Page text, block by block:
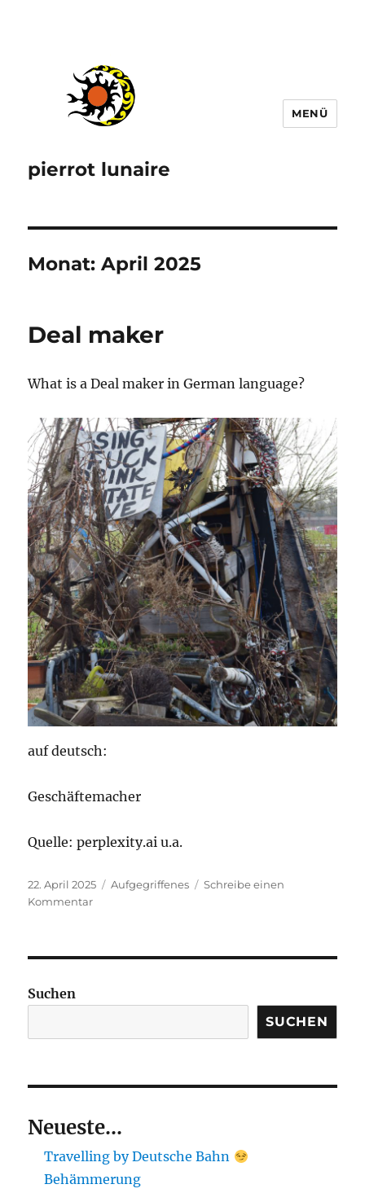
pierrot lunaire
MENÜ
Monat:April 2025
Deal maker
What is a Deal maker in German language?
auf deutsch:
Geschäftemacher
Quelle: perplexity.ai u.a.
Veröffentlicht
am
22. April 2025 Kategorien
Aufgegriffenes
Schreibe einen
Kommentarzu
Suchen
SUCHEN
Neueste...
Travelling by Deutsche Bahn
Behämmerung